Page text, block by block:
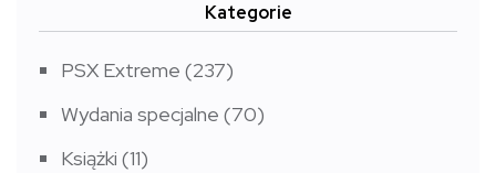
Kategorie
PSX Extreme (237)
Wydania specjalne (70)
Książki (11)